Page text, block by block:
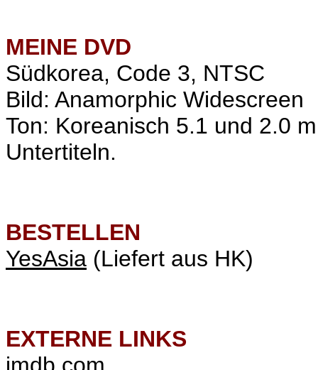
MEINE DVD
Südkorea, Code 3, NTSC
Bild: Anamorphic Widescreen
Ton: Koreanisch 5.1 und 2.0
Untertiteln.
BESTELLEN
YesAsia (Liefert aus HK)
EXTERNE LINKS